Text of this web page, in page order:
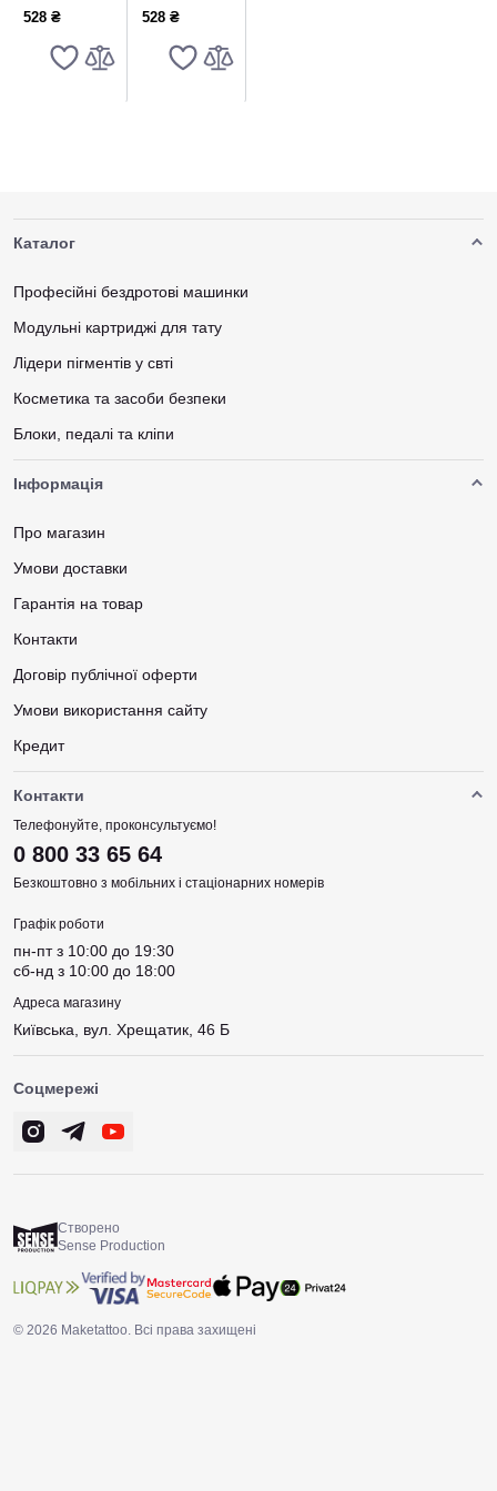
30ML
528 ₴
30ML
528 ₴
Каталог
Професійні бездротові машинки
Модульні картриджі для тату
Лідери пігментів у свті
Косметика та засоби безпеки
Блоки, педалі та кліпи
Інформація
Про магазин
Умови доставки
Гарантія на товар
Контакти
Договір публічної оферти
Умови використання сайту
Кредит
Контакти
Телефонуйте, проконсультуємо!
0 800 33 65 64
Безкоштовно з мобільних і стаціонарних номерів
Графік роботи
пн-пт з 10:00 до 19:30
сб-нд з 10:00 до 18:00
Адреса магазину
Київська, вул. Хрещатик, 46 Б
Соцмережі
Створено
Sense Production
© 2026 Maketattoo. Всі права захищені